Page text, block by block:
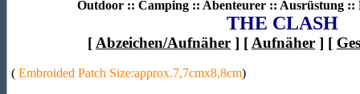
Outdoor :: Camping :: Abenteurer :: Ausrüstung ::
THE CLASH
[ Abzeichen/Aufnäher ] [ Aufnäher ] [
( Embroided Patch Size:approx.7,7cmx8,8cm)